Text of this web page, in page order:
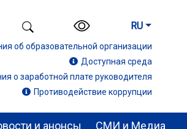
RU
об образовательной организации
Доступная среда
о заработной плате руководителя
Противодействие коррупции
и анонсы СМИ и Медиа